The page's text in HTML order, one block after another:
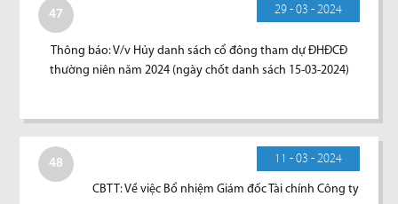
47 29 - 03 - 2024
Thông báo: V/v Hủy danh sách cổ đông tham dự ĐHĐCĐ
thường niên năm 2024 (ngày chốt danh sách 15-03-2024)
48 11 - 03 - 2024
CBTT: Về việc Bổ nhiệm Giám đốc Tài chính Công ty